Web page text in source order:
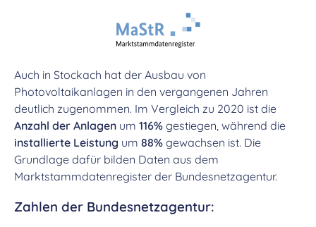
Auch in Stockach hat der Ausbau von
Photovoltaikanlagen in den vergangenen Jahren
deutlich zugenommen. Im Vergleich zu 2020 ist die
Anzahl der Anlagen um 116% gestiegen, während die
installierte Leistung um 88% gewachsen ist. Die
Grundlage dafür bilden Daten aus dem
Marktstammdatenregister der Bundesnetzagentur.
Zahlen der Bundesnetzagentur: